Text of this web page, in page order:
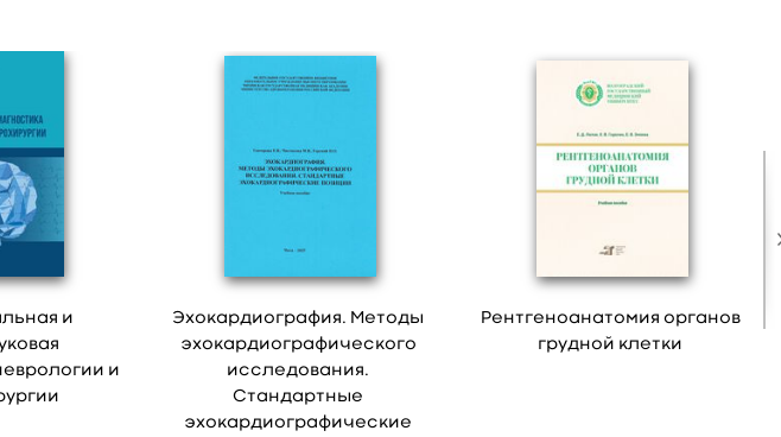
и
и
Эхокардиография. Методы
эхокардиографического
исследования.
Стандартные
эхокардиографические
Рентгеноанатомия органов
грудной клетки